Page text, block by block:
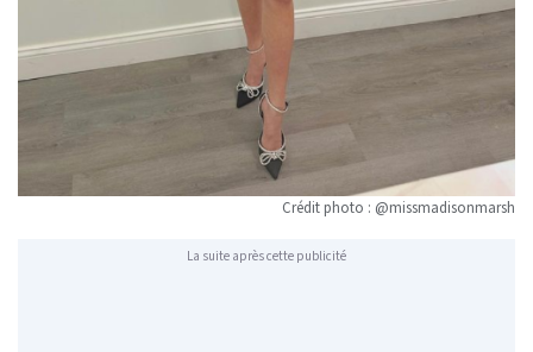
Crédit photo : @missmadisonmarsh
La suite après cette publicité